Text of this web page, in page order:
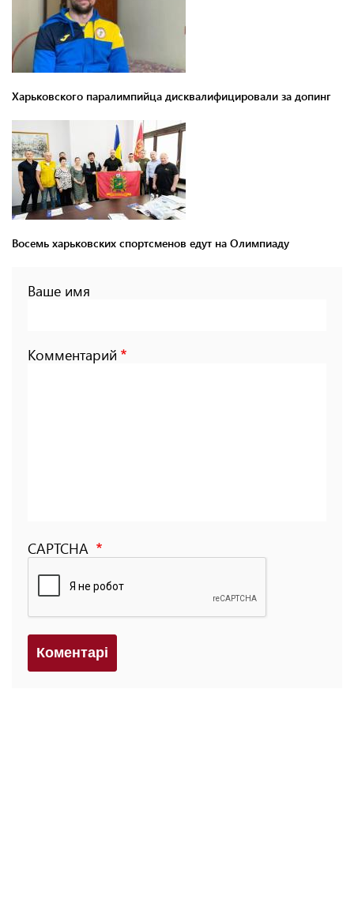
Харьковского паралимпийца дисквалифицировали за допинг
Восемь харьковских спортсменов едут на Олимпиаду
Ваше имя
Комментарий
CAPTCHA
Коментарi